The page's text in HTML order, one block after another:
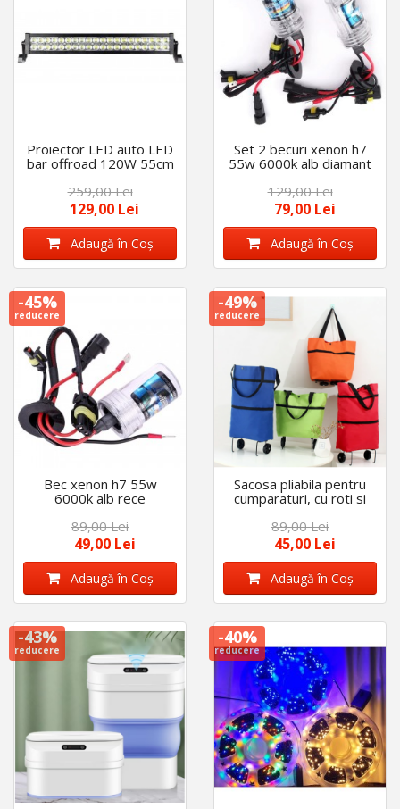
Proiector LED auto LED
bar offroad 120W 55cm
259,00 Lei
129,00 Lei
Adaugă în Coş
Set 2 becuri xenon h7
55w 6000k alb diamant
129,00 Lei
79,00 Lei
Adaugă în Coş
-45%
reducere
Bec xenon h7 55w
6000k alb rece
89,00 Lei
49,00 Lei
Adaugă în Coş
-49%
reducere
Sacosa pliabila pentru
cumparaturi, cu roti si
maner geanta
89,00 Lei
45,00 Lei
Adaugă în Coş
-43%
reducere
-40%
reducere